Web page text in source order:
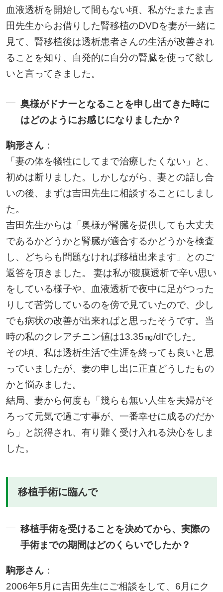
血液透析を開始して間もない頃、私がたまたま吉
田先生からお借りした腎移植のDVDを妻が一緒に
見て、腎移植後は透析患者さんの生活が改善され
ることを知り、自発的に自分の腎臓を使って欲し
いと言ってきました。
奥様がドナーとなることを申し出てきた時に
はどのようにお感じになりましたか？
駒形さん：
「妻の体を犠牲にしてまで治療したくない」と、
初めは断りました。しかしながら、妻との話し合
いの後、まずは吉田先生に相談することにしまし
た。
吉田先生からは「奥様が腎臓を提供しても大丈夫
であるかどうかと腎臓が適合するかどうかを検査
し、どちらも問題なければ移植出来ます」とのご
返答を頂きました。 妻は私が腹膜透析で辛い思い
をしている様子や、血液透析で夜中に足がつった
りして苦労しているのを傍で見ていたので、少し
でも病状の改善が出来ればと思ったそうです。当
時の私のクレアチニン値は13.35㎎/dlでした。
その頃、私は透析生活で生涯を終っても良いと思
っていましたが、妻の申し出に正直どうしたもの
かと悩みました。
結局、妻から何度も「幾らも無い人生を夫婦がそ
ろって元気で過ごす事が、一番幸せに成るのだか
ら」と説得され、有り難く受け入れる決心をしま
した。
移植手術に臨んで
移植手術を受けることを決めてから、実際の
手術までの期間はどのくらいでしたか？
駒形さん：
2006年5月に吉田先生にご相談をして、6月にク